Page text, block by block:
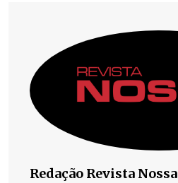
Redação Revista Nossa